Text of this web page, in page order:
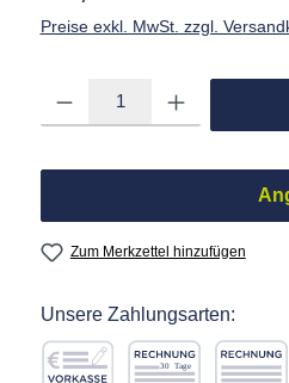
Preise exkl. MwSt. zzgl.
Zum Merkzettel hinzufügen
Unsere Zahlungsarten: